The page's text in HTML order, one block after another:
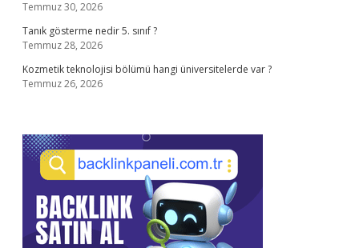
Temmuz 30, 2026
Tanık gösterme nedir 5. sınıf ?
Temmuz 28, 2026
Kozmetik teknolojisi bölümü hangi üniversitelerde var ?
Temmuz 26, 2026